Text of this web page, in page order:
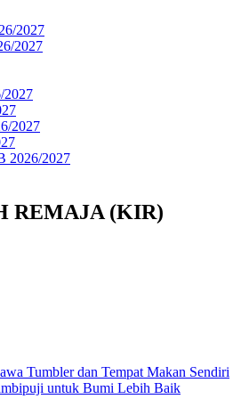
2027
2027
2027
2026/2027
REMAJA (KIR)
Tumbler dan Tempat Makan Sendiri
untuk Bumi Lebih Baik